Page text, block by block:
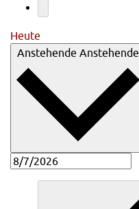
Heute
Anstehende Anstehende